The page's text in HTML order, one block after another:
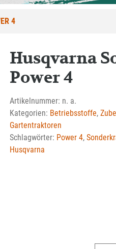
4
Husqvarna
Power 4
Artikelnummer: n. a.
Kategorien: Betriebsstoffe,
Gartentraktoren
Schlagwörter: Power 4,
Husqvarna